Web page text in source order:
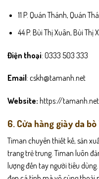
11 P. Quán Thánh, Quán
44 P. Bùi Thị Xuân, Bùi Thị
Điện thoại: 0333 503 333
Email: cskh@tamanh.net
Website: https://
6. Cửa hàng giày da
Timan chuyên thiết kế, sản
trang trẻ trung. Timan luôn
lượng đến tay người tiêu